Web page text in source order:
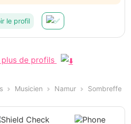
le profil
de profils
Musicien Namur Sombreffe